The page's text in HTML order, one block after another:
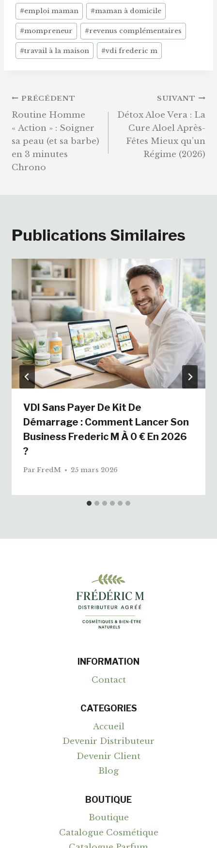
Étiquettes
de
la
publication :
#emploi maman #maman à domicile
#mompreneur #revenus complémentaires
#travail à la maison #vdi frederic m
Navigation
De
L’article
PRÉCÉDENT
Routine Homme
« Action » : Soigner
sa peau (et sa barbe)
en 3 minutes
Chrono
SUIVANT
Détox Aloe Vera : La
Cure Aloel Après-
Fêtes Mieux qu’un
Régime (2026)
Publications Similaires
VDI Sans Payer De Kit De
Démarrage : Comment Lancer Son
Business Frederic M À 0 € En 2026
?
Par FredM 25 mars 2026
INFORMATION
Contact
CATEGORIES
Accueil
Devenir Distributeur
Devenir Client
Blog
BOUTIQUE
Boutique
Catalogue Cosmétique